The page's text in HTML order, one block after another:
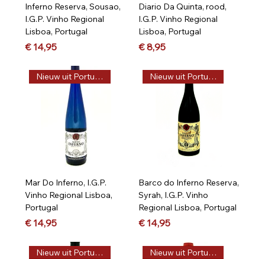
Inferno Reserva, Sousao,
I.G.P. Vinho Regional
Lisboa, Portugal
Prijs
€ 14,95
Diario Da Quinta, rood,
I.G.P. Vinho Regional
Lisboa, Portugal
Prijs
€ 8,95
Nieuw uit Portugal, Vega
Mar Do Inferno, I.G.P.
Vinho Regional Lisboa,
Portugal
Prijs
€ 14,95
Nieuw uit Portugal, Vega
Barco do Inferno Reserva,
Syrah, I.G.P. Vinho
Regional Lisboa, Portugal
Prijs
€ 14,95
Nieuw uit Portugal, Vega Nieuw uit Portugal, Vega